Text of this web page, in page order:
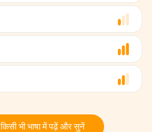
किसी भी भाषा में पढ़ें और सुनें